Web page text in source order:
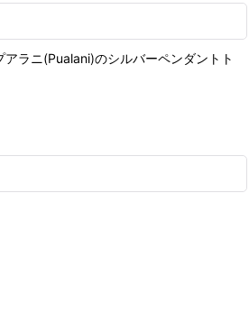
ラニ(Pualani)のシルバーペンダントト